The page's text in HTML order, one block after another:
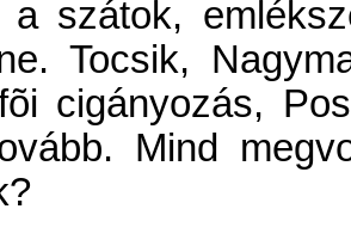
a szátok,
Tocsik,
cigányozás,
Mind